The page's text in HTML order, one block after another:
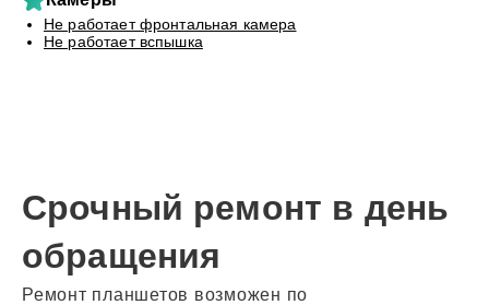
Не работает фронтальная камера
Не работает вспышка
Срочный ремонт в день
обращения
Ремонт планшетов возможен по